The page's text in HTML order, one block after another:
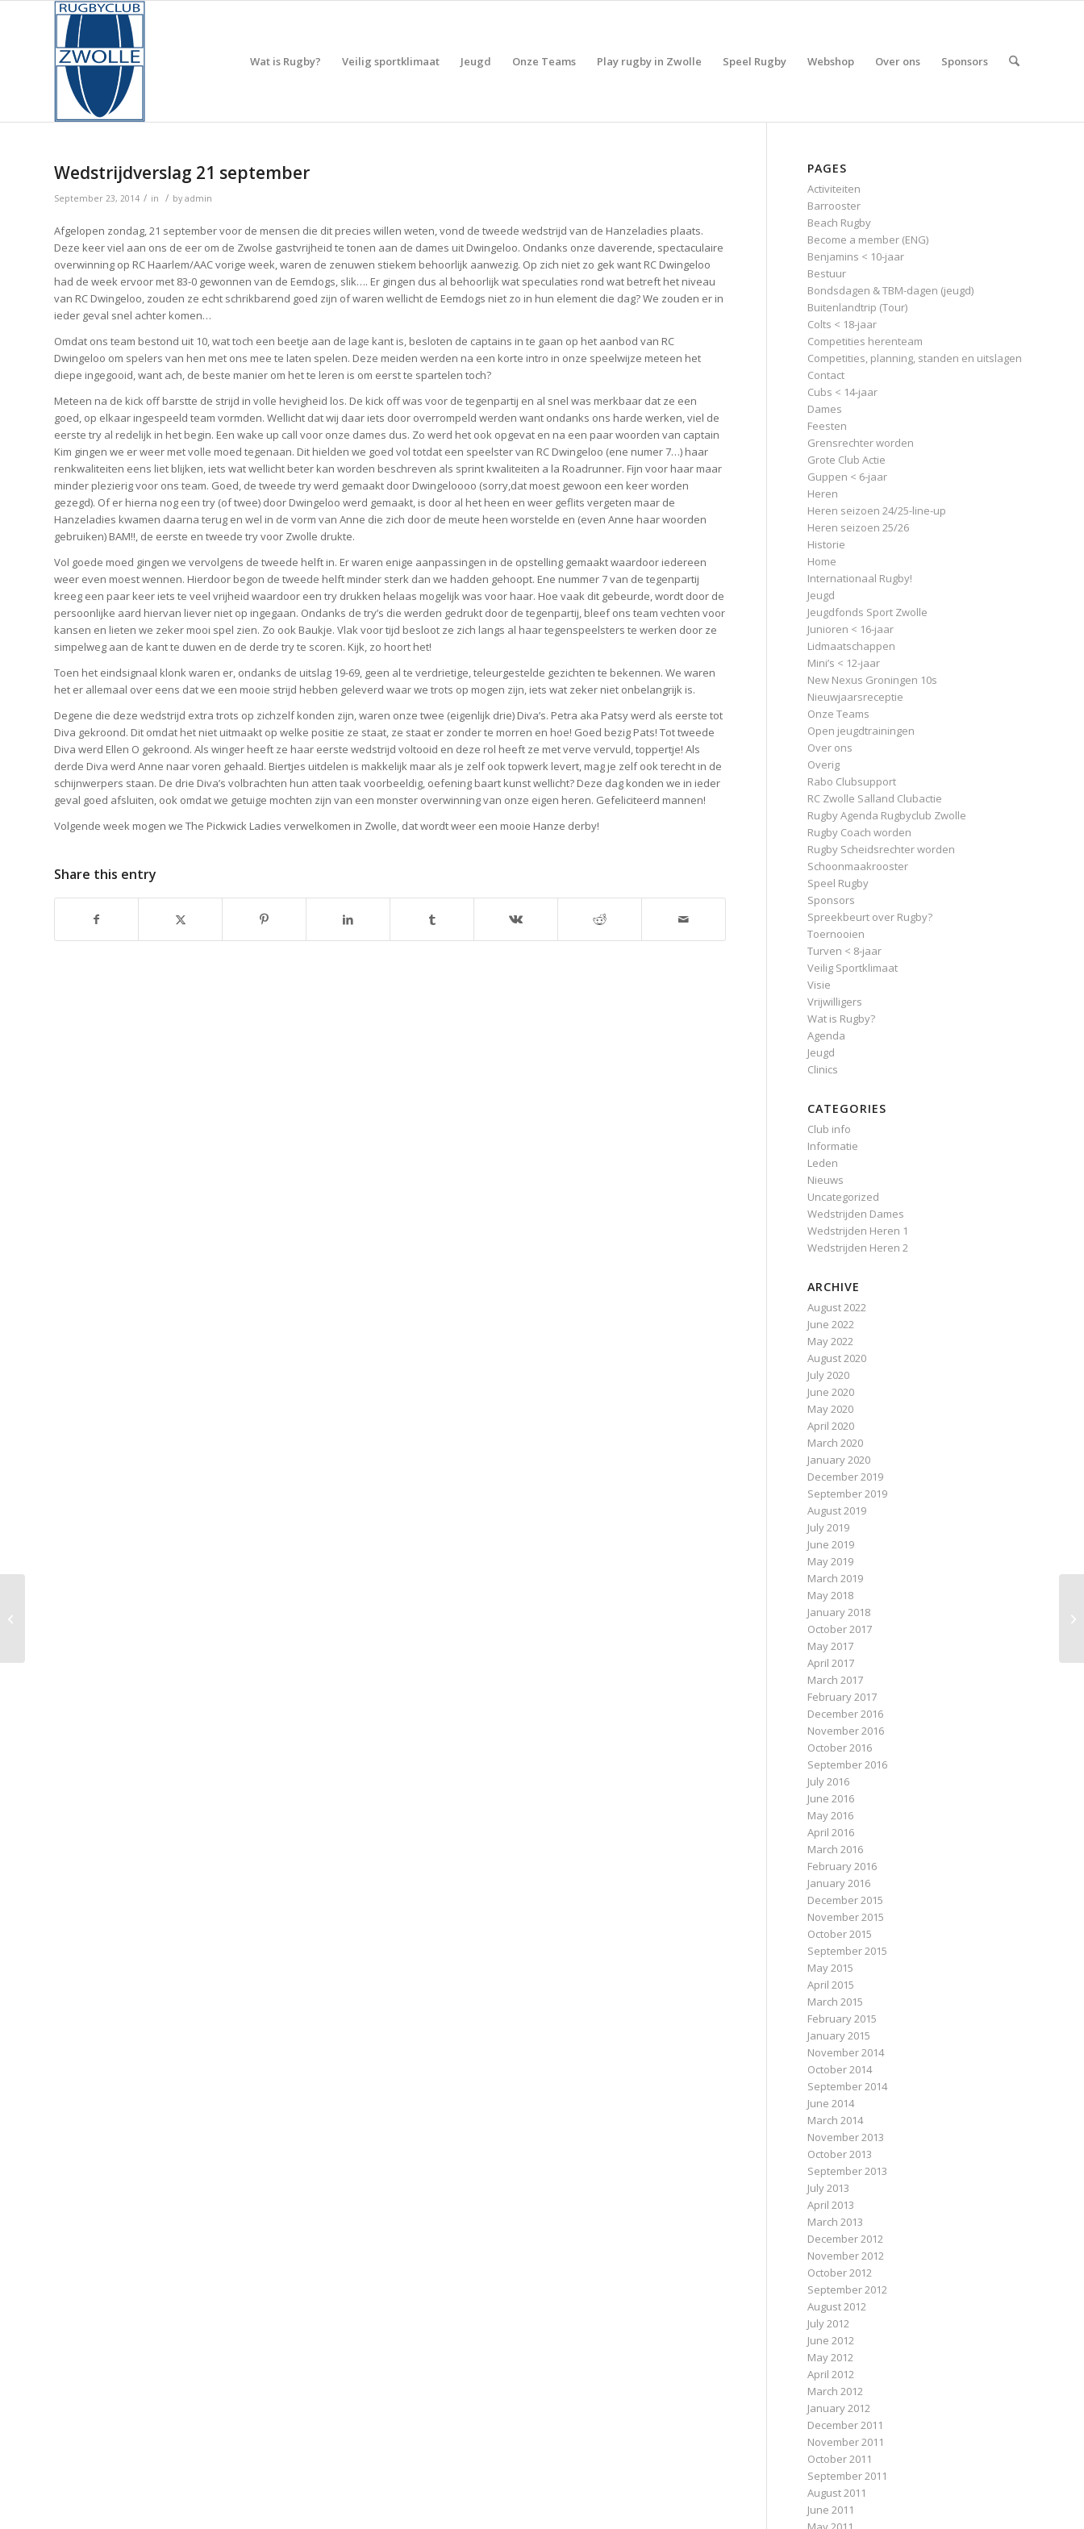
Wat is Rugby? Veilig sportklimaat Jeugd Onze Teams Play rugby in Zwolle Speel Rugby Webshop Over ons Sponsors
Wedstrijdverslag 21 september
September 23, 2014 / in / by admin
Afgelopen zondag, 21 september voor de mensen die dit precies willen weten, vond de tweede wedstrijd van de Hanzeladies plaats.
Deze keer viel aan ons de eer om de Zwolse gastvrijheid te tonen aan de dames uit Dwingeloo. Ondanks onze daverende, spectaculaire
overwinning op RC Haarlem/AAC vorige week, waren de zenuwen stiekem behoorlijk aanwezig. Op zich niet zo gek want RC Dwingeloo
had de week ervoor met 83-0 gewonnen van de Eemdogs, slik…. Er gingen dus al behoorlijk wat speculaties rond wat betreft het niveau
van RC Dwingeloo, zouden ze echt schrikbarend goed zijn of waren wellicht de Eemdogs niet zo in hun element die dag? We zouden er in
ieder geval snel achter komen…
Omdat ons team bestond uit 10, wat toch een beetje aan de lage kant is, besloten de captains in te gaan op het aanbod van RC
Dwingeloo om spelers van hen met ons mee te laten spelen. Deze meiden werden na een korte intro in onze speelwijze meteen het
diepe ingegooid, want ach, de beste manier om het te leren is om eerst te spartelen toch?
Meteen na de kick off barstte de strijd in volle hevigheid los. De kick off was voor de tegenpartij en al snel was merkbaar dat ze een
goed, op elkaar ingespeeld team vormden. Wellicht dat wij daar iets door overrompeld werden want ondanks ons harde werken, viel de
eerste try al redelijk in het begin. Een wake up call voor onze dames dus. Zo werd het ook opgevat en na een paar woorden van captain
Kim gingen we er weer met volle moed tegenaan. Dit hielden we goed vol totdat een speelster van RC Dwingeloo (ene numer 7…) haar
renkwaliteiten eens liet blijken, iets wat wellicht beter kan worden beschreven als sprint kwaliteiten a la Roadrunner. Fijn voor haar maar
minder plezierig voor ons team. Goed, de tweede try werd gemaakt door Dwingeloooo (sorry,dat moest gewoon een keer worden
gezegd). Of er hierna nog een try (of twee) door Dwingeloo werd gemaakt, is door al het heen en weer geflits vergeten maar de
Hanzeladies kwamen daarna terug en wel in de vorm van Anne die zich door de meute heen worstelde en (even Anne haar woorden
gebruiken) BAM!!, de eerste en tweede try voor Zwolle drukte.
Vol goede moed gingen we vervolgens de tweede helft in. Er waren enige aanpassingen in de opstelling gemaakt waardoor iedereen
weer even moest wennen. Hierdoor begon de tweede helft minder sterk dan we hadden gehoopt. Ene nummer 7 van de tegenpartij
kreeg een paar keer iets te veel vrijheid waardoor een try drukken helaas mogelijk was voor haar. Hoe vaak dit gebeurde, wordt door de
persoonlijke aard hiervan liever niet op ingegaan. Ondanks de try’s die werden gedrukt door de tegenpartij, bleef ons team vechten voor
kansen en lieten we zeker mooi spel zien. Zo ook Baukje. Vlak voor tijd besloot ze zich langs al haar tegenspeelsters te werken door ze
simpelweg aan de kant te duwen en de derde try te scoren. Kijk, zo hoort het!
Toen het eindsignaal klonk waren er, ondanks de uitslag 19-69, geen al te verdrietige, teleurgestelde gezichten te bekennen. We waren
het er allemaal over eens dat we een mooie strijd hebben geleverd waar we trots op mogen zijn, iets wat zeker niet onbelangrijk is.
Degene die deze wedstrijd extra trots op zichzelf konden zijn, waren onze twee (eigenlijk drie) Diva’s. Petra aka Patsy werd als eerste tot
Diva gekroond. Dit omdat het niet uitmaakt op welke positie ze staat, ze staat er zonder te morren en hoe! Goed bezig Pats! Tot tweede
Diva werd Ellen O gekroond. Als winger heeft ze haar eerste wedstrijd voltooid en deze rol heeft ze met verve vervuld, toppertje! Als
derde Diva werd Anne naar voren gehaald. Biertjes uitdelen is makkelijk maar als je zelf ook topwerk levert, mag je zelf ook terecht in de
schijnwerpers staan. De drie Diva’s volbrachten hun atten taak voorbeeldig, oefening baart kunst wellicht? Deze dag konden we in ieder
geval goed afsluiten, ook omdat we getuige mochten zijn van een monster overwinning van onze eigen heren. Gefeliciteerd mannen!
Volgende week mogen we The Pickwick Ladies verwelkomen in Zwolle, dat wordt weer een mooie Hanze derby!
Share this entry
PAGES
Activiteiten
Barrooster
Beach Rugby
Become a member (ENG)
Benjamins < 10-jaar
Bestuur
Bondsdagen & TBM-dagen (jeugd)
Buitenlandtrip (Tour)
Colts < 18-jaar
Competities herenteam
Competities, planning, standen en uitslagen
Contact
Cubs < 14-jaar
Dames
Feesten
Grensrechter worden
Grote Club Actie
Guppen < 6-jaar
Heren
Heren seizoen 24/25-line-up
Heren seizoen 25/26
Historie
Home
Internationaal Rugby!
Jeugd
Jeugdfonds Sport Zwolle
Junioren < 16-jaar
Lidmaatschappen
Mini’s < 12-jaar
New Nexus Groningen 10s
Nieuwjaarsreceptie
Onze Teams
Open jeugdtrainingen
Over ons
Overig
Rabo Clubsupport
RC Zwolle Salland Clubactie
Rugby Agenda Rugbyclub Zwolle
Rugby Coach worden
Rugby Scheidsrechter worden
Schoonmaakrooster
Speel Rugby
Sponsors
Spreekbeurt over Rugby?
Toernooien
Turven < 8-jaar
Veilig Sportklimaat
Visie
Vrijwilligers
Wat is Rugby?
Agenda
Jeugd
Clinics
CATEGORIES
Club info
Informatie
Leden
Nieuws
Uncategorized
Wedstrijden Dames
Wedstrijden Heren 1
Wedstrijden Heren 2
ARCHIVE
August 2022
June 2022
May 2022
August 2020
July 2020
June 2020
May 2020
April 2020
March 2020
January 2020
December 2019
September 2019
August 2019
July 2019
June 2019
May 2019
March 2019
May 2018
January 2018
October 2017
May 2017
April 2017
March 2017
February 2017
December 2016
November 2016
October 2016
September 2016
July 2016
June 2016
May 2016
April 2016
March 2016
February 2016
January 2016
December 2015
November 2015
October 2015
September 2015
May 2015
April 2015
March 2015
February 2015
January 2015
November 2014
October 2014
September 2014
June 2014
March 2014
November 2013
October 2013
September 2013
July 2013
April 2013
March 2013
December 2012
November 2012
October 2012
September 2012
August 2012
July 2012
June 2012
May 2012
April 2012
March 2012
January 2012
December 2011
November 2011
October 2011
September 2011
August 2011
June 2011